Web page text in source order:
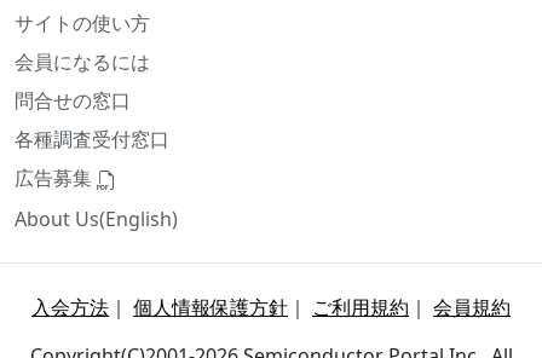
サイトの使い方
会員になるには
問合せの窓口
各種調査受付窓口
広告募集
About Us(English)
入会方法 ｜ 個人情報保護方針 ｜ ご利用規約 ｜ 会員規約